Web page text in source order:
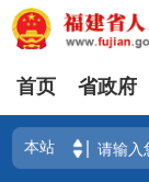
首页 省政府